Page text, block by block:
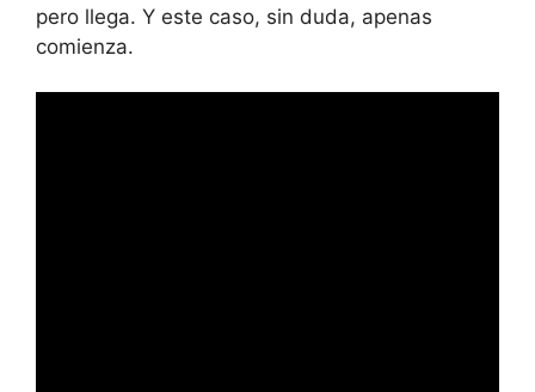
pero llega. Y este caso, sin duda, apenas
comienza.